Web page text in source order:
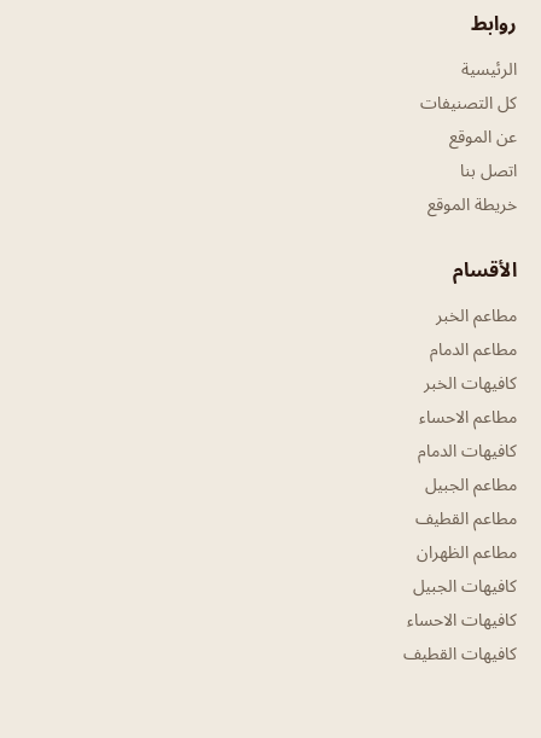
روابط
الرئيسية
كل التصنيفات
عن الموقع
اتصل بنا
خريطة الموقع
الأقسام
مطاعم الخبر
مطاعم الدمام
كافيهات الخبر
مطاعم الاحساء
كافيهات الدمام
مطاعم الجبيل
مطاعم القطيف
مطاعم الظهران
كافيهات الجبيل
كافيهات الاحساء
كافيهات القطيف